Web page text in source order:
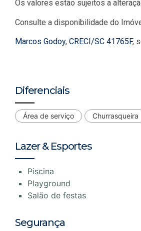
Os valores estão sujeitos a
Consulte a disponibilidade do
Marcos Godoy, CRECI/SC 41765F,
Diferenciais
Área de serviço Churrasqueira
Lazer & Esportes
Piscina
Playground
Salão de festas
Segurança